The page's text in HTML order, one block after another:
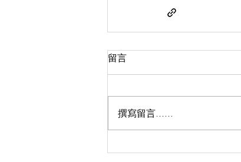
留言
撰寫留言......